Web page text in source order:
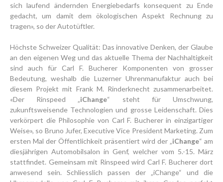
sich laufend ändernden Energiebedarfs konsequent zu Ende
gedacht, um damit dem ökologischen Aspekt Rechnung zu
tragen», so der Autotüftler.
Höchste Schweizer Qualität: Das innovative Denken, der Glaube
an den eigenen Weg und das aktuelle Thema der Nachhaltigkeit
sind auch für Carl F. Bucherer Komponenten von grosser
Bedeutung, weshalb die Luzerner Uhrenmanufaktur auch bei
diesem Projekt mit Frank M. Rinderknecht zusammenarbeitet.
«Der Rinspeed „iChange“ steht für Umschwung,
zukunftsweisende Technologien und grosse Leidenschaft. Dies
verkörpert die Philosophie von Carl F. Bucherer in einzigartiger
Weise», so Bruno Jufer, Executive Vice President Marketing. Zum
ersten Mal der Öffentlichkeit präsentiert wird der „iChange“ am
diesjährigen Automobilsalon in Genf, welcher vom 5.-15. März
stattfindet. Gemeinsam mit Rinspeed wird Carl F. Bucherer dort
anwesend sein. Schliesslich passen der „iChange“ und die